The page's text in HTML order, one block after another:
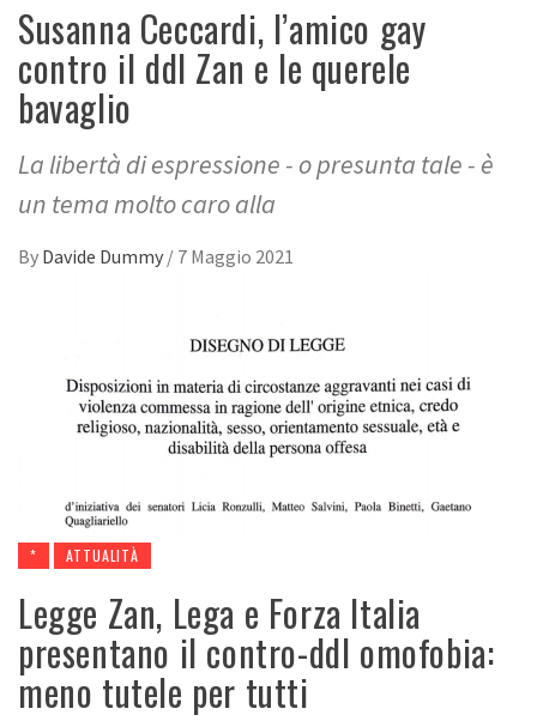
Susanna Ceccardi, l’amico gay
contro il ddl Zan e le querele
bavaglio
La libertà di espressione - o presunta tale - è
un tema molto caro alla
By Davide Dummy / 7 Maggio 2021
* ATTUALITÀ
Legge Zan, Lega e Forza Italia
presentano il contro-ddl omofobia:
meno tutele per tutti